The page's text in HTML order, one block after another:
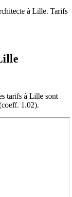
à Lille. Tarifs
tarifs à Lille sont
1.02).